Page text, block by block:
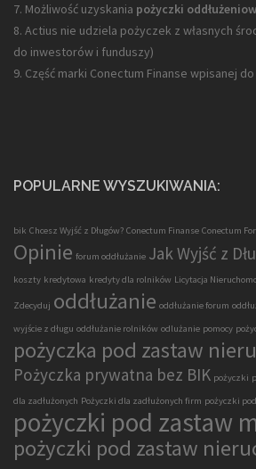
7. Możliwość uzyskania pożyczki
8. Actius nie udziela pożyczek z własnych
do inwestorów i funduszy)
9. Część marki Conectum Finanse wpisanej do
POPULARNE WYSZUKIWANIA:
bik Chcesz Wyjść z Długów? Conectum Finanse Conectum
Opinie forum oddłużanie Jak Wyjść z
koszty kredytowa kredyty dla rolników Licytacja
Zdecyduj oddłużanie oddłużanie forum
wyjście z długu oddłużanie rolników odlużanie pomocy
pożyczka pod zastaw
Pożyczka prywatna bez BIK pożyczki
dla zadłużonych Pożyczki dla zadłużonych firm pożyczki
pożyczki pod zastaw
pożyczki pod zastaw